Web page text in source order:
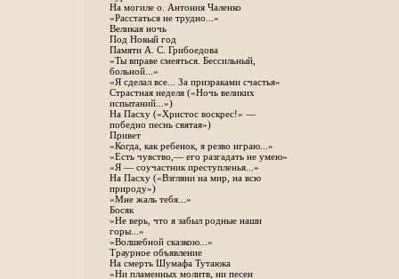
На могиле о. Антония Чаленко
«Расстаться не трудно...»
Великая ночь
Под Новый год
Памяти А. С. Грибоедова
«Ты вправе смеяться. Бессильный,
больной...»
«Я сделал все... За призраками счастья»
Страстная неделя («Ночь великих
испытаний...»)
На Пасху («Христос воскрес!» —
победно песнь святая»)
Привет
«Когда, как ребенок, я резво играю...»
«Есть чувство,— его разгадать не умею»
«Я — соучастник преступленья...»
На Пасху («Взгляни на мир, на всю
природу»)
«Мне жаль тебя...»
Босяк
«Не верь, что я забыл родные наши
горы...»
«Волшебной сказкою...»
Траурное объявление
На смерть Шумафа Тутаюка
«Ни пламенных молитв, ни песен